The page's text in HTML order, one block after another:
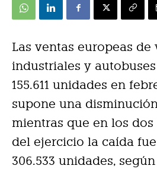
Las ventas europeas de
industriales y
155.611 unidades en
supone una disminución
mientras que en los dos
del ejercicio la caída
306.533 unidades,